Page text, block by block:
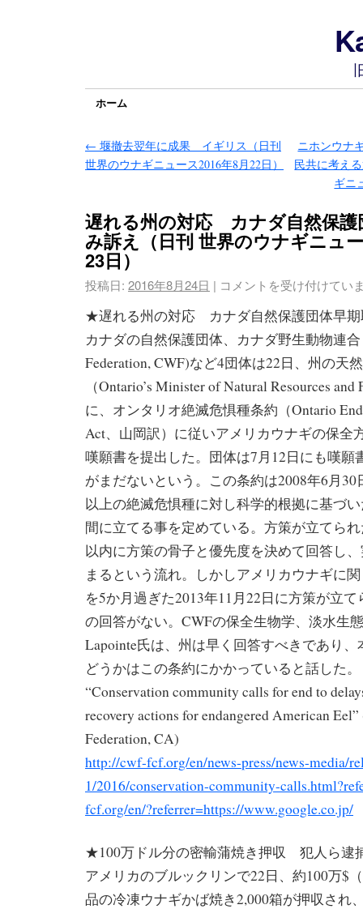
ホーム
← 堰撤去翌年に成果 イギリス（日刊
世界のウナギニュース2016年8月22日）
ニホンウナ
民共に考え
ギニ
遅れる州の対応 カナダ自然保護
み訴え（日刊 世界のウナギニュ
23日）
投稿日: 2016年8月24日 | コメントを受け付けてい
★遅れる州の対応 カナダ自然保護団体早期
カナダの自然保護団体、カナダ野生動物連
Federation, CWF)など4団体は22日、州の天
（Ontario’s Minister of Natural Resources
に、オンタリオ絶滅危惧種条約（Ontario
Act、山岡訳）に従いアメリカウナギの保全
嘆願書を提出した。団体は7月12日にも嘆願
がまだないという。この条約は2008年6月
以上の絶滅危惧種に対し科学的根拠に基づ
間に立てる事を定めている。方策が立てら
以内に方策の骨子と優先度を決めて回答し
まるという流れ。しかしアメリカウナギに
を5か月過ぎた2013年11月22日に方策が立
の回答がない。CWFの保全生物学、淡水生
Lapointe氏は、州は早く回答すべきであり
どうかはこの条約にかかっていると話した。
“Conservation community calls for end to
recovery actions for endangered American
Federation, CA)
http://cwf-fcf.org/en/news-press/news-media/
1/2016/conservation-community-
fcf.org/en/?referrer=https://www.google.co.jp/
★100万ドル分の密輸蒲焼き押収 犯人ら逮
アメリカのブルックリンで22日、約100万$
品の冷凍ウナギかば焼き2,000箱が押収され